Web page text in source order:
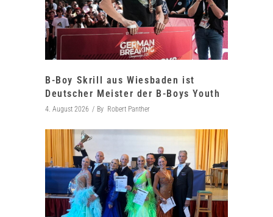
B-Boy Skrill aus Wiesbaden ist
Deutscher Meister der B-Boys Youth
4. August 2026 By Robert Panther